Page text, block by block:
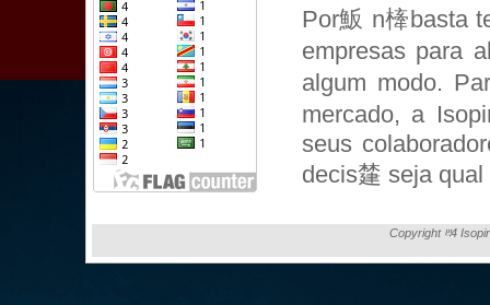
Por魬 n㯠basta
empresas para
algum modo.
mercado, a
seus
decis㯬 seja
Copyright ⰱ4